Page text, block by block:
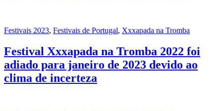
Festivais 2023, Festivais de Portugal, Xxxapada na Tromba
Festival Xxxapada na Tromba 2022 foi
adiado para janeiro de 2023 devido ao
clima de incerteza